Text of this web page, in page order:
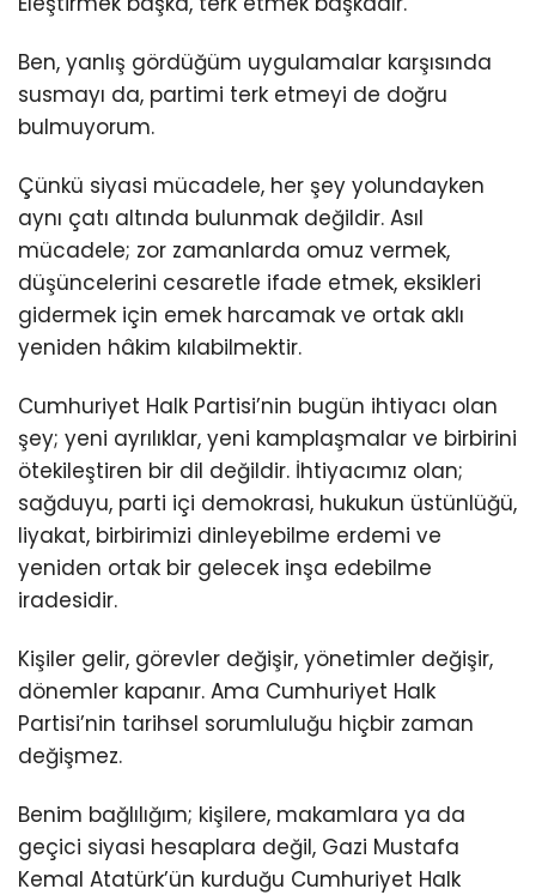
Ben, yanlış gördüğüm uygulamalar karşısında
susmayı da, partimi terk etmeyi de doğru
bulmuyorum.
Çünkü siyasi mücadele, her şey yolundayken
aynı çatı altında bulunmak değildir. Asıl
mücadele; zor zamanlarda omuz vermek,
düşüncelerini cesaretle ifade etmek, eksikleri
gidermek için emek harcamak ve ortak aklı
yeniden hâkim kılabilmektir.
Cumhuriyet Halk Partisi’nin bugün ihtiyacı olan
şey; yeni ayrılıklar, yeni kamplaşmalar ve birbirini
ötekileştiren bir dil değildir. İhtiyacımız olan;
sağduyu, parti içi demokrasi, hukukun üstünlüğü,
liyakat, birbirimizi dinleyebilme erdemi ve
yeniden ortak bir gelecek inşa edebilme
iradesidir.
Kişiler gelir, görevler değişir, yönetimler değişir,
dönemler kapanır. Ama Cumhuriyet Halk
Partisi’nin tarihsel sorumluluğu hiçbir zaman
değişmez.
Benim bağlılığım; kişilere, makamlara ya da
geçici siyasi hesaplara değil, Gazi Mustafa
Kemal Atatürk’ün kurduğu Cumhuriyet Halk